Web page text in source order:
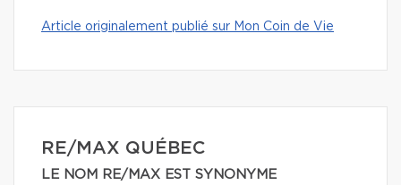
Article originalement publié sur Mon Coin de Vie
RE/MAX QUÉBEC
LE NOM RE/MAX EST SYNONYME